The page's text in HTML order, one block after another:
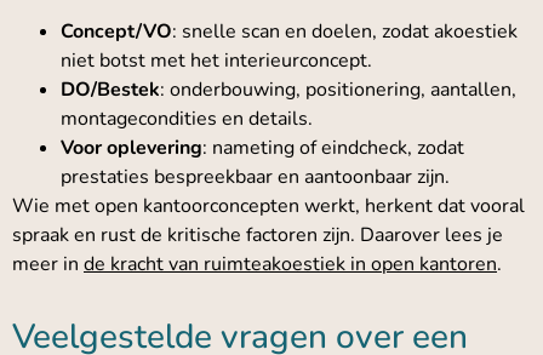
Concept/VO: snelle scan en doelen, zodat akoestiek
niet botst met het interieurconcept.
DO/Bestek: onderbouwing, positionering, aantallen,
montagecondities en details.
Voor oplevering: nameting of eindcheck, zodat
prestaties bespreekbaar en aantoonbaar zijn.
Wie met open kantoorconcepten werkt, herkent dat vooral
spraak en rust de kritische factoren zijn. Daarover lees je
meer in de kracht van ruimteakoestiek in open kantoren.
Veelgestelde vragen over een